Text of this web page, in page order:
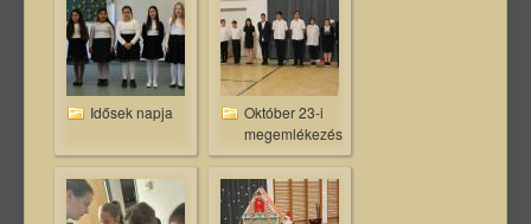
Idősek napja
Október 23-i
megemlékezés